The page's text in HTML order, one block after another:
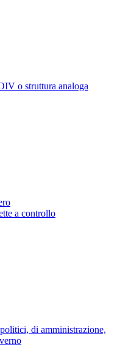
o struttura analoga
a controllo
di amministrazione,